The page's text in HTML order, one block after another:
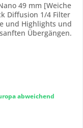
49 mm [Weiche
Diffusion 1/4 Filter
und Highlights und
Übergängen.
ohne Details zu
abweichend